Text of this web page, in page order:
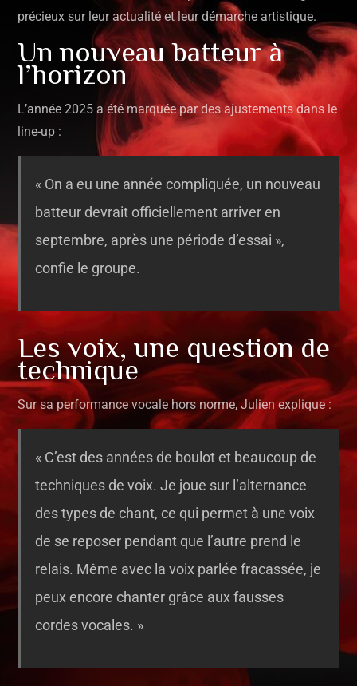
précieux sur leur actualité et leur démarche artistique.
Un nouveau batteur à
l’horizon
L’année 2025 a été marquée par des ajustements dans le
line-up :
« On a eu une année compliquée, un nouveau
batteur devrait officiellement arriver en
septembre, après une période d’essai »,
confie le groupe.
Les voix, une question de
technique
Sur sa performance vocale hors norme, Julien explique :
« C’est des années de boulot et beaucoup de
techniques de voix. Je joue sur l’alternance
des types de chant, ce qui permet à une voix
de se reposer pendant que l’autre prend le
relais. Même avec la voix parlée fracassée, je
peux encore chanter grâce aux fausses
cordes vocales. »